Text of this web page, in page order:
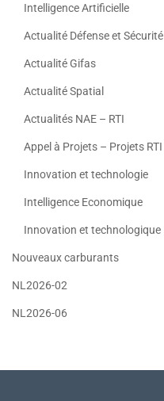
Intelligence Artificielle
Actualité Défense et Sécurité
Actualité Gifas
Actualité Spatial
Actualités NAE – RTI
Appel à Projets – Projets RTI
Innovation et technologie
Intelligence Economique
Innovation et technologique
Nouveaux carburants
NL2026-02
NL2026-06